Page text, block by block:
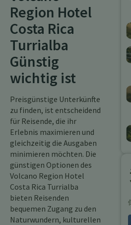
Region Hotel
Costa Rica
Turrialba
Günstig
wichtig ist
Preisgünstige Unterkünfte
zu finden, ist entscheidend
für Reisende, die ihr
Erlebnis maximieren und
gleichzeitig die Ausgaben
minimieren möchten. Die
günstigen Optionen des
Volcano Region Hotel
Costa Rica Turrialba
bieten Reisenden
bequemen Zugang zu den
Naturwundern, kulturellen